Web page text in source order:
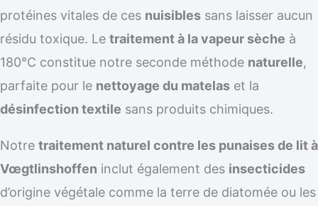
protéines vitales de ces nuisibles sans laisser aucun
résidu toxique. Le traitement à la vapeur sèche à
180°C constitue notre seconde méthode naturelle,
parfaite pour le nettoyage du matelas et la
désinfection textile sans produits chimiques.
Notre traitement naturel contre les punaises de lit à
Vœgtlinshoffen inclut également des insecticides
d’origine végétale comme la terre de diatomée ou les